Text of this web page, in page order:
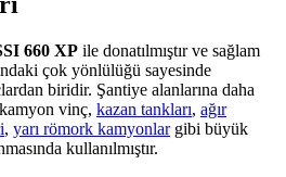
660 XP ile donatılmıştır ve sağlam
çok yönlülüğü sayesinde
biridir. Şantiye alanlarına daha
vinç, kazan tankları, ağır
, yarı römork kamyonlargibi büyük
kullanılmıştır.